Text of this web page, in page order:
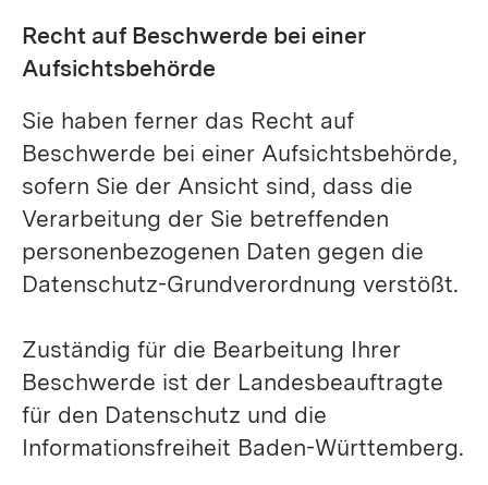
Recht auf Beschwerde bei einer
Aufsichtsbehörde
Sie haben ferner das Recht auf
Beschwerde bei einer Aufsichtsbehörde,
sofern Sie der Ansicht sind, dass die
Verarbeitung der Sie betreffenden
personenbezogenen Daten gegen die
Datenschutz-Grundverordnung verstößt.
Zuständig für die Bearbeitung Ihrer
Beschwerde ist der Landesbeauftragte
für den Datenschutz und die
Informationsfreiheit Baden-Württemberg.